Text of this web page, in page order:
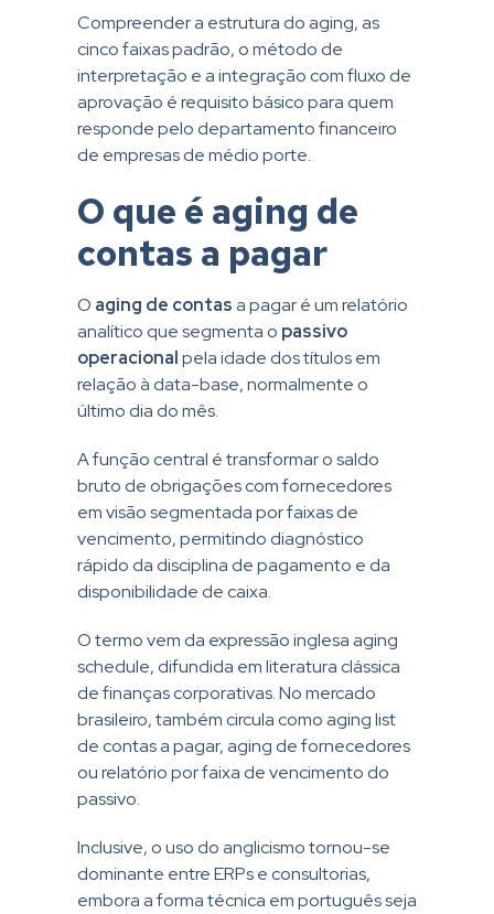
Compreender a estrutura do aging, as
cinco faixas padrão, o método de
interpretação e a integração com fluxo de
aprovação é requisito básico para quem
responde pelo departamento financeiro
de empresas de médio porte.
O que é aging de
contas a pagar
O aging de contasa pagar é um relatório
analítico que segmenta o passivo
operacionalpela idade dos títulos em
relação à data-base, normalmente o
último dia do mês.
A função central é transformar o saldo
bruto de obrigações com fornecedores
em visão segmentada por faixas de
vencimento, permitindo diagnóstico
rápido da disciplina de pagamento e da
disponibilidade de caixa.
O termo vem da expressão inglesa aging
schedule, difundida em literatura clássica
de finanças corporativas. No mercado
brasileiro, também circula como aging list
de contas a pagar, aging de fornecedores
ou relatório por faixa de vencimento do
passivo.
Inclusive, o uso do anglicismo tornou-se
dominante entre ERPs e consultorias,
embora a forma técnica em português seja